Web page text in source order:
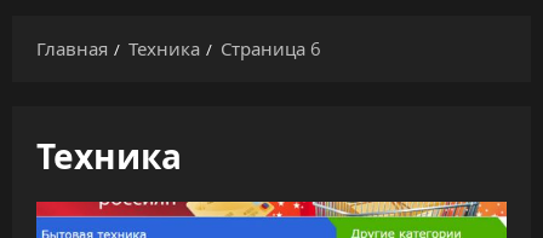
Главная Техника Страница 6
Техника